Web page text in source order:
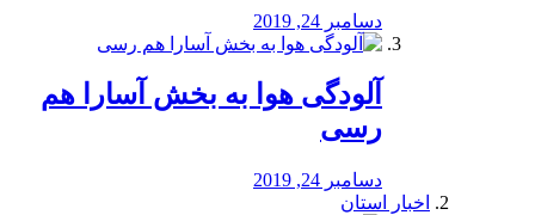
دسامبر 24, 2019
آلودگی هوا به بخش آسارا هم
رسی
دسامبر 24, 2019
اخبار استان